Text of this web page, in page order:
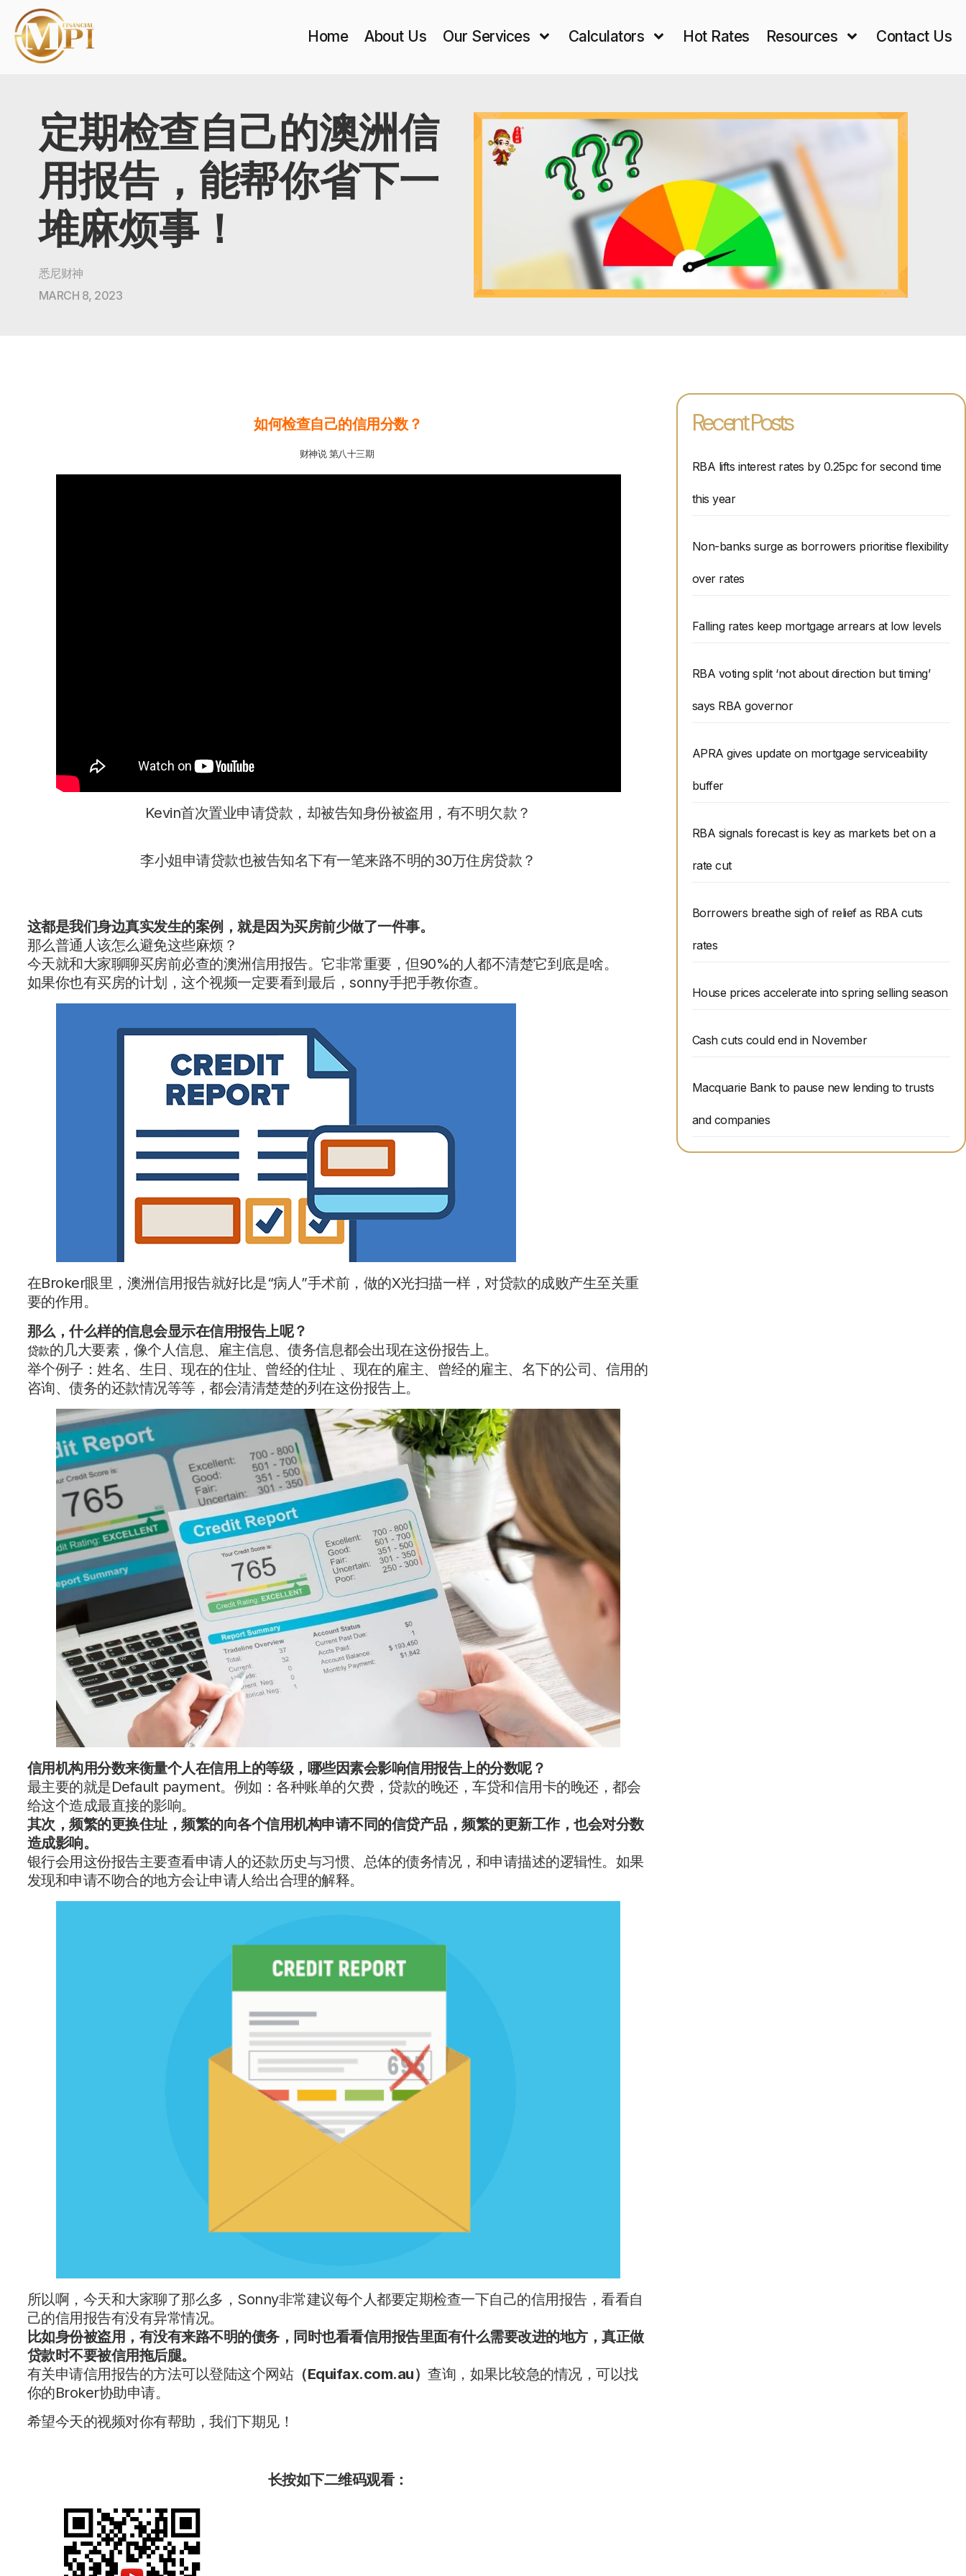
Home About Us Our Services Calculators Hot Rates Resources Contact Us
定期检查自己的澳洲信
用报告，能帮你省下一
堆麻烦事！
悉尼财神
MARCH 8, 2023
如何检查自己的信用分数？
财神说 第八十三期
Kevin首次置业申请贷款，却被告知身份被盗用，有不明欠款？
李小姐申请贷款也被告知名下有一笔来路不明的30万住房贷款？
这都是我们身边真实发生的案例，就是因为买房前少做了一件事。
那么普通人该怎么避免这些麻烦？
今天就和大家聊聊买房前必查的澳洲信用报告。它非常重要，但90%的人都不清楚它到底是啥。
如果你也有买房的计划，这个视频一定要看到最后，sonny手把手教你查。
在Broker眼里，澳洲信用报告就好比是“病人”手术前，做的X光扫描一样，对贷款的成败产生至关重
要的作用。
那么，什么样的信息会显示在信用报告上呢？
贷款的几大要素，像个人信息、雇主信息、债务信息都会出现在这份报告上。
举个例子：姓名、生日、现在的住址、曾经的住址 、现在的雇主、曾经的雇主、名下的公司、信用的
咨询、债务的还款情况等等，都会清清楚楚的列在这份报告上。
信用机构用分数来衡量个人在信用上的等级，哪些因素会影响信用报告上的分数呢？
最主要的就是Default payment。例如：各种账单的欠费，贷款的晚还，车贷和信用卡的晚还，都会
给这个造成最直接的影响。
其次，频繁的更换住址，频繁的向各个信用机构申请不同的信贷产品，频繁的更新工作，也会对分数
造成影响。
银行会用这份报告主要查看申请人的还款历史与习惯、总体的债务情况，和申请描述的逻辑性。如果
发现和申请不吻合的地方会让申请人给出合理的解释。
所以啊，今天和大家聊了那么多，Sonny非常建议每个人都要定期检查一下自己的信用报告，看看自
己的信用报告有没有异常情况。
比如身份被盗用，有没有来路不明的债务，同时也看看信用报告里面有什么需要改进的地方，真正做
贷款时不要被信用拖后腿。
有关申请信用报告的方法可以登陆这个网站（Equifax.com.au）查询，如果比较急的情况，可以找
你的Broker协助申请。
希望今天的视频对你有帮助，我们下期见！
长按如下二维码观看：
Recent Posts
RBA lifts interest rates by 0.25pc for second time
this year
Non-banks surge as borrowers prioritise flexibility
over rates
Falling rates keep mortgage arrears at low levels
RBA voting split ‘not about direction but timing’
says RBA governor
APRA gives update on mortgage serviceability
buffer
RBA signals forecast is key as markets bet on a
rate cut
Borrowers breathe sigh of relief as RBA cuts
rates
House prices accelerate into spring selling season
Cash cuts could end in November
Macquarie Bank to pause new lending to trusts
and companies